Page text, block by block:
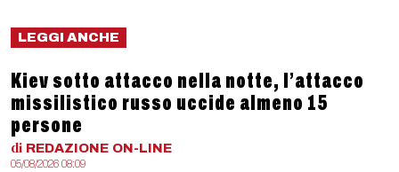
LEGGI ANCHE
Kiev sotto attacco nella notte, l’attacco
missilistico russo uccide almeno 15
persone
di REDAZIONE ON-LINE
05/08/2026 08:09